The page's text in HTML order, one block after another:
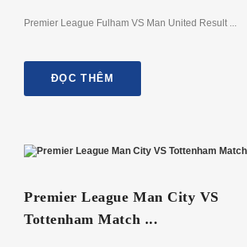
Premier League Fulham VS Man United Result ...
ĐỌC THÊM
Premier League Man City VS
Tottenham Match ...